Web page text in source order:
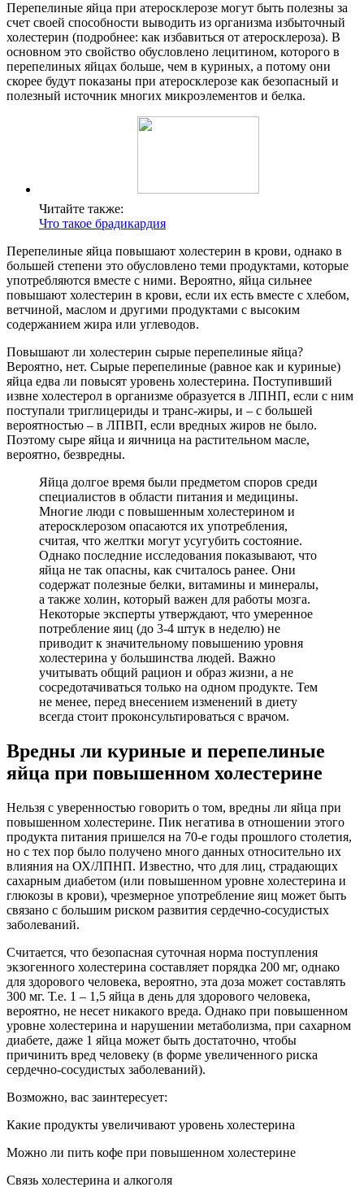
Перепелиные яйца при атеросклерозе могут быть полезны за
счет своей способности выводить из организма избыточный
холестерин (подробнее: как избавиться от атеросклероза). В
основном это свойство обусловлено лецитином, которого в
перепелиных яйцах больше, чем в куриных, а потому они
скорее будут показаны при атеросклерозе как безопасный и
полезный источник многих микроэлементов и белка.
Читайте также:
Что такое брадикардия
Перепелиные яйца повышают холестерин в крови, однако в
большей степени это обусловлено теми продуктами, которые
употребляются вместе с ними. Вероятно, яйца сильнее
повышают холестерин в крови, если их есть вместе с хлебом,
ветчиной, маслом и другими продуктами с высоким
содержанием жира или углеводов.
Повышают ли холестерин сырые перепелиные яйца?
Вероятно, нет. Сырые перепелиные (равное как и куриные)
яйца едва ли повысят уровень холестерина. Поступивший
извне холестерол в организме образуется в ЛПНП, если с ним
поступали триглицериды и транс-жиры, и – с большей
вероятностью – в ЛПВП, если вредных жиров не было.
Поэтому сыре яйца и яичница на растительном масле,
вероятно, безвредны.
Яйца долгое время были предметом споров среди
специалистов в области питания и медицины.
Многие люди с повышенным холестерином и
атеросклерозом опасаются их употребления,
считая, что желтки могут усугубить состояние.
Однако последние исследования показывают, что
яйца не так опасны, как считалось ранее. Они
содержат полезные белки, витамины и минералы,
а также холин, который важен для работы мозга.
Некоторые эксперты утверждают, что умеренное
потребление яиц (до 3-4 штук в неделю) не
приводит к значительному повышению уровня
холестерина у большинства людей. Важно
учитывать общий рацион и образ жизни, а не
сосредотачиваться только на одном продукте. Тем
не менее, перед внесением изменений в диету
всегда стоит проконсультироваться с врачом.
Вредны ли куриные и перепелиные
яйца при повышенном холестерине
Нельзя с уверенностью говорить о том, вредны ли яйца при
повышенном холестерине. Пик негатива в отношении этого
продукта питания пришелся на 70-е годы прошлого столетия,
но с тех пор было получено много данных относительно их
влияния на ОХ/ЛПНП. Известно, что для лиц, страдающих
сахарным диабетом (или повышенном уровне холестерина и
глюкозы в крови), чрезмерное употребление яиц может быть
связано с большим риском развития сердечно-сосудистых
заболеваний.
Считается, что безопасная суточная норма поступления
экзогенного холестерина составляет порядка 200 мг, однако
для здорового человека, вероятно, эта доза может составлять
300 мг. Т.е. 1 – 1,5 яйца в день для здорового человека,
вероятно, не несет никакого вреда. Однако при повышенном
уровне холестерина и нарушении метаболизма, при сахарном
диабете, даже 1 яйца может быть достаточно, чтобы
причинить вред человеку (в форме увеличенного риска
сердечно-сосудистых заболеваний).
Возможно, вас заинтересует:
Какие продукты увеличивают уровень холестерина
Можно ли пить кофе при повышенном холестерине
Связь холестерина и алкоголя